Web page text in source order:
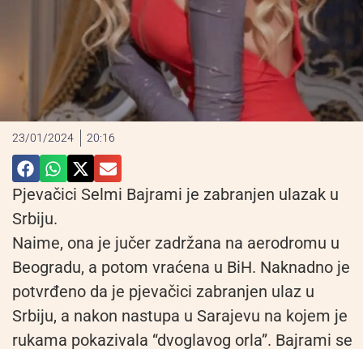
23/01/2024 20:16
Pjevačici Selmi Bajrami je zabranjen ulazak u
Srbiju.
Naime, ona je jučer zadržana na aerodromu u
Beogradu, a potom vraćena u BiH. Naknadno je
potvrđeno da je pjevačici zabranjen ulaz u
Srbiju, a nakon nastupa u Sarajevu na kojem je
rukama pokazivala “dvoglavog orla”. Bajrami se